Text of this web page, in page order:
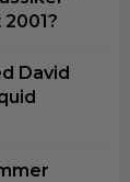
David